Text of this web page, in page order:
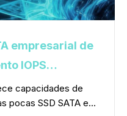
empresarial de
IOPS
capacidades de
pocas SSD SATA e...